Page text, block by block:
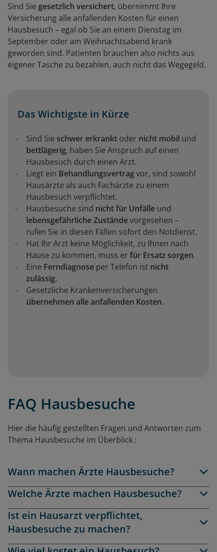
Sind Sie gesetzlich versichert, übernimmt Ihre
Versicherung alle anfallenden Kosten für einen
Hausbesuch – egal ob Sie an einem Dienstag im
September oder am Weihnachtsabend krank
geworden sind. Patienten brauchen also nichts aus
eigener Tasche zu bezahlen, auch nicht das Wegegeld.
Das Wichtigste in Kürze
Sind Sie schwer erkrankt oder nicht mobil und
bettlägerig, haben Sie Anspruch auf einen
Hausbesuch durch einen Arzt.
Liegt ein Behandlungsvertragvor, sind sowohl
Hausärzte als auch Fachärzte zu einem
Hausbesuch verpflichtet.
Hausbesuche sind nicht für Unfälle und
lebensgefährliche Zuständevorgesehen –
rufen Sie in diesen Fällen sofort den Notdienst.
Hat Ihr Arzt keine Möglichkeit, zu Ihnen nach
Hause zu kommen, muss er für Ersatz sorgen.
Eine Ferndiagnose per Telefon ist nicht
zulässig.
Gesetzliche Krankenversicherungen
übernehmen alle anfallenden Kosten.
FAQ Hausbesuche
Hier die häufig gestellten Fragen und Antworten zum
Thema Hausbesuche im Überblick :
Wann machen Ärzte Hausbesuche?
Welche Ärzte machen Hausbesuche?
Ist ein Hausarzt verpflichtet,
Hausbesuche zu machen?